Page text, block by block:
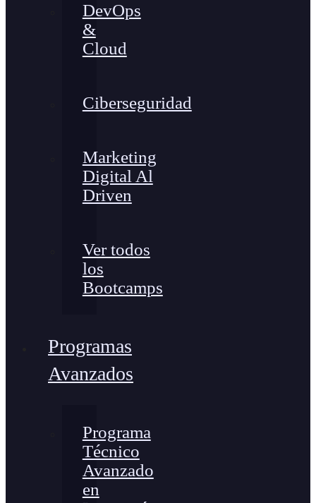
DevOps
&
Cloud
Ciberseguridad
Marketing
Digital Al
Driven
Ver todos
los
Bootcamps
Programas
Avanzados
Programa
Técnico
Avanzado
en